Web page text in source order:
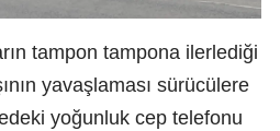
tampon tampona ilerlediği
yavaşlaması sürücülere
yoğunluk cep telefonu